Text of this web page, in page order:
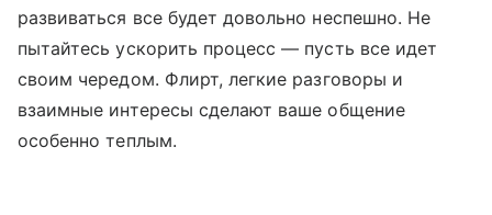
развиваться все будет довольно неспешно. Не
пытайтесь ускорить процесс — пусть все идет
своим чередом. Флирт, легкие разговоры и
взаимные интересы сделают ваше общение
особенно теплым.